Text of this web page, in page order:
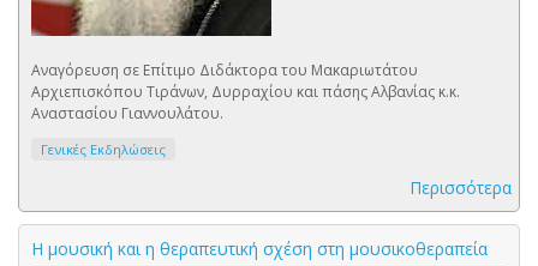
Αναγόρευση σε Επίτιμο Διδάκτορα του Μακαριωτάτου
Αρχιεπισκόπου Τιράνων, Δυρραχίου και πάσης Αλβανίας κ.κ.
Αναστασίου Γιαννουλάτου.
Γενικές Εκδηλώσεις
Περισσότερα
Η μουσική και η θεραπευτική σχέση στη μουσικοθεραπεία